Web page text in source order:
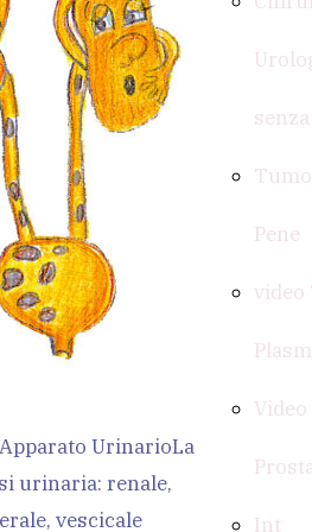
Pene
video
Int
UrinarioLa
urinaria: renale,
vescicale